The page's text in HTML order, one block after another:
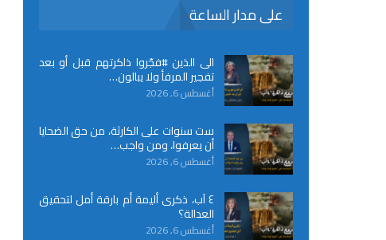
على مدار الساعة
الى الذين #فجّروا ذاكرتهم قبل أو بعد
تفجير المرفأ ولا يبالون…
أغسطس 6, 2026
ست سنوات على الكارثة، من حق الضحايا
أن يعرفوا، ومن واجب…
أغسطس 6, 2026
٤ آب، ذكرى أليمة أم بارقة أمل لتحقيق
العدالة؟
أغسطس 6, 2026